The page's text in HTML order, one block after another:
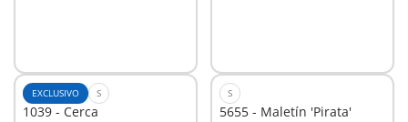
EXCLUSIVO S
1039 - Cerca
S
5655 - Maletín 'Pirata'